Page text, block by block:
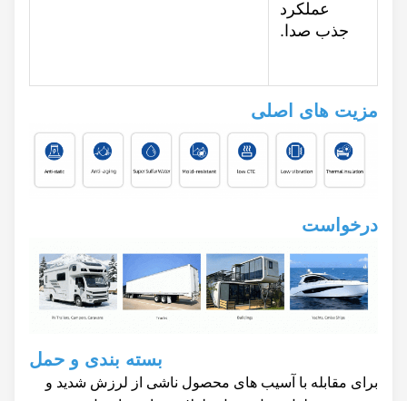
عملکرد
جذب صدا.
مزیت های اصلی
درخواست
بسته بندی و حمل
برای مقابله با آسیب های محصول ناشی از لرزش شدید و